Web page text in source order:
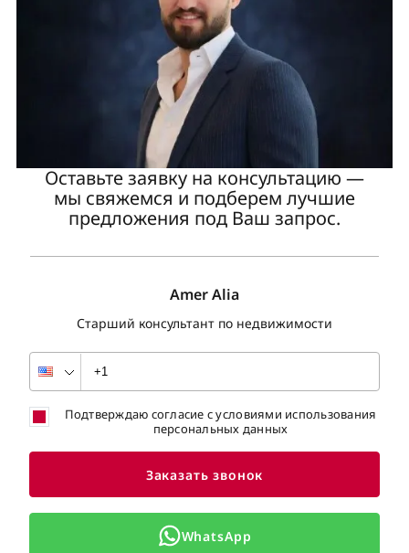
Оставьте заявку на консультацию —
мы свяжемся и подберем лучшие
предложения под Ваш запрос.
Amer Alia
Старший консультант по недвижимости
Подтверждаю согласие с условиями использования
персональных данных
Заказать звонок
WhatsApp